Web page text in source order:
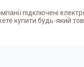
підключені
купити будь-який